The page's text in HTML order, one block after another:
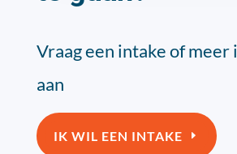
Vraag een intake of
aan
IK WIL EEN INTAKE